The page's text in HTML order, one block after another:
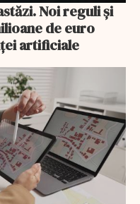
Noi reguli și
de euro
artificiale